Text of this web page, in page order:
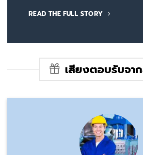
READ THE FULL STORY
เสียงตอบรับจา